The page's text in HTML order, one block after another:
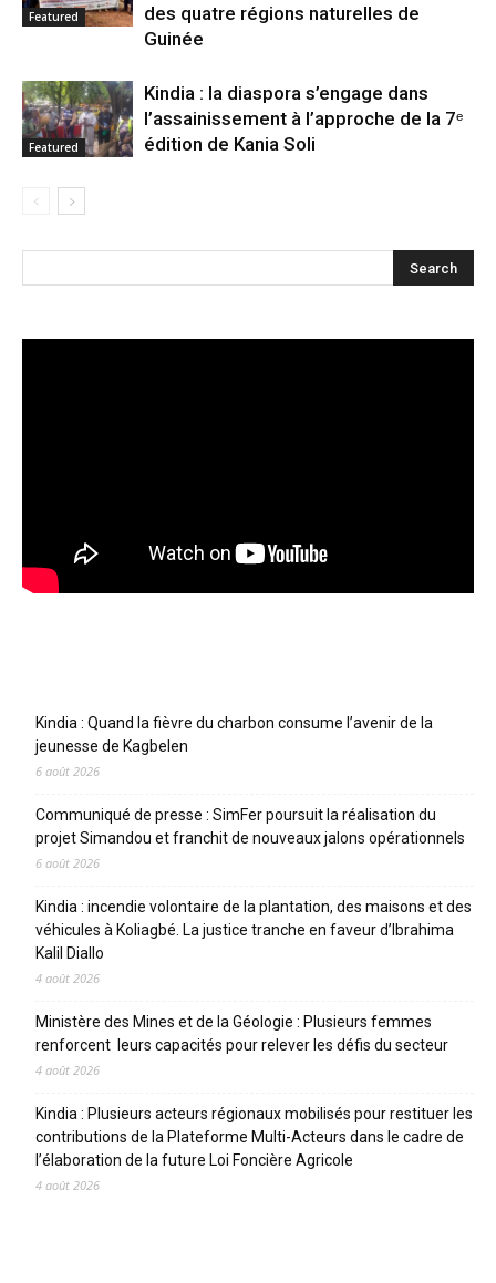
Featured
des quatre régions naturelles de
Guinée
Featured
Kindia : la diaspora s’engage dans
l’assainissement à l’approche de la 7ᵉ
édition de Kania Soli
Kindia : Quand la fièvre du charbon consume l’avenir de la
jeunesse de Kagbelen
6 août 2026
Communiqué de presse : SimFer poursuit la réalisation du
projet Simandou et franchit de nouveaux jalons opérationnels
6 août 2026
Kindia : incendie volontaire de la plantation, des maisons et des
véhicules à Koliagbé. La justice tranche en faveur d’Ibrahima
Kalil Diallo
4 août 2026
Ministère des Mines et de la Géologie : Plusieurs femmes
renforcent leurs capacités pour relever les défis du secteur
4 août 2026
Kindia : Plusieurs acteurs régionaux mobilisés pour restituer les
contributions de la Plateforme Multi-Acteurs dans le cadre de
l’élaboration de la future Loi Foncière Agricole
4 août 2026